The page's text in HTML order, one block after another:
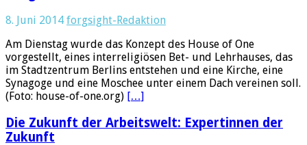
8. Juni 2014 forgsight-Redaktion
Am Dienstag wurde das Konzept des House of One
vorgestellt, eines interreligiösen Bet- und Lehrhauses, das
im Stadtzentrum Berlins entstehen und eine Kirche, eine
Synagoge und eine Moschee unter einem Dach vereinen soll.
(Foto: house-of-one.org) […]
Die Zukunft der Arbeitswelt: Expertinnen der
Zukunft